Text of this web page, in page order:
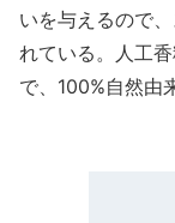
いを与えるので
れている。人工
で、100%自然由